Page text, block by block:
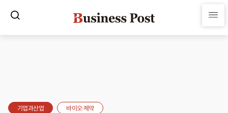
기업과산업 바이오·제약